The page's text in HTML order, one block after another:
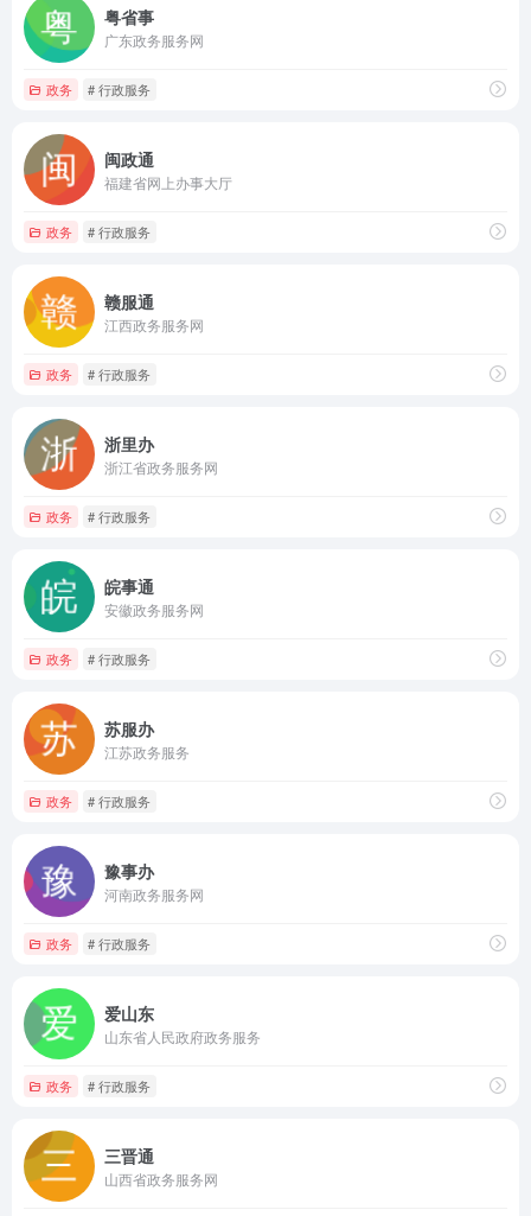
粤省事
广东政务服务网
政务 # 行政服务
闽政通
福建省网上办事大厅
政务 # 行政服务
赣服通
江西政务服务网
政务 # 行政服务
浙里办
浙江省政务服务网
政务 # 行政服务
皖事通
安徽政务服务网
政务 # 行政服务
苏服办
江苏政务服务
政务 # 行政服务
豫事办
河南政务服务网
政务 # 行政服务
爱山东
山东省人民政府政务服务
政务 # 行政服务
三晋通
山西省政务服务网